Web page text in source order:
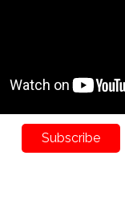
Subscribe